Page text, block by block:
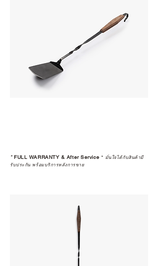
*FULL WARRANTY & After Service * มั่นใจได้กับสินค้ามี
รับประกัน พร้อมบริการหลังการขาย